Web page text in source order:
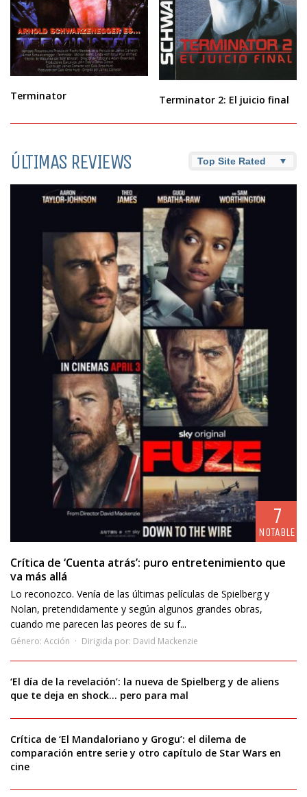
Terminator Terminator 2: El juicio final
ÚLTIMAS REVIEWS
7
NOTABLE
Crítica de ‘Cuenta atrás’: puro entretenimiento que
va más allá
Lo reconozco. Venía de las últimas películas de Spielberg y
Nolan, pretendidamente y según algunos grandes obras,
cuando me parecen las peores de su f...
Género: Acción Dirigida por: David Mackenzie
‘El día de la revelación’: la nueva de Spielberg y de aliens
que te deja en shock… pero para mal
Crítica de ‘El Mandaloriano y Grogu’: el dilema de
comparación entre serie y otro capítulo de Star Wars en
cine